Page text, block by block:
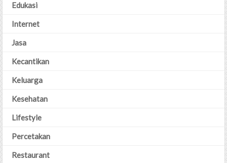
Edukasi
Internet
Jasa
Kecantikan
Keluarga
Kesehatan
Lifestyle
Percetakan
Restaurant